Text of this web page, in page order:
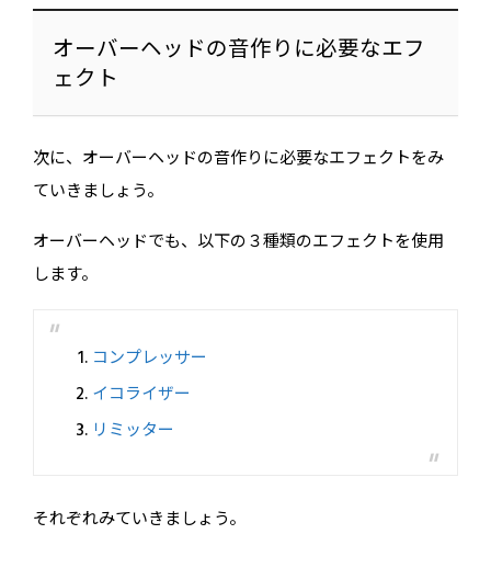
オーバーヘッドの音作りに必要なエフ
ェクト
次に、オーバーヘッドの音作りに必要なエフェクトをみ
ていきましょう。
オーバーヘッドでも、以下の３種類のエフェクトを使用
します。
コンプレッサー
イコライザー
リミッター
それぞれみていきましょう。